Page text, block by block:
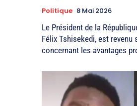
Politique 8 Mai 2026
Le Président de la
Félix Tshisekedi, est revenu
concernant les avantages